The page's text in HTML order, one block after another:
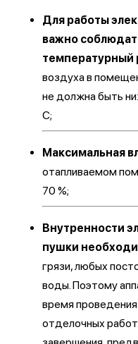
Для работы
важно
воздуха в
не должна быть
С;
Максимальная
отапливаемом
70 %;
Внутренности
пушки
грязи, любых
воды. Поэтому
время
отделочных